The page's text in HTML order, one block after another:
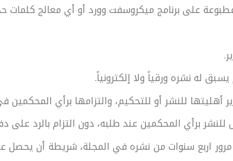
على برنامج ميكروسفت وورد أو أي معالج كلمات
له نشره ورقياً ولا إلكترونياً.
للنشر أو للتحكيم، والتزامها برأي المحكمين
برأي المحكمين عند طلبه، دون التزام بالرد على
مرور اربع سنوات من نشره في المجلة، شريطة أن